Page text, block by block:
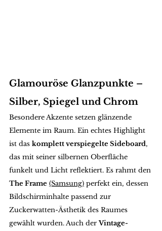
Glamouröse Glanzpunkte –
Silber, Spiegel und Chrom
Besondere Akzente setzen glänzende
Elemente im Raum. Ein echtes Highlight
ist das komplett verspiegelte Sideboard,
das mit seiner silbernen Oberfläche
funkelt und Licht reflektiert. Es rahmt den
The Frame (Samsung) perfekt ein, dessen
Bildschirminhalte passend zur
Zuckerwatten-Ästhetik des Raumes
gewählt wurden. Auch der Vintage-